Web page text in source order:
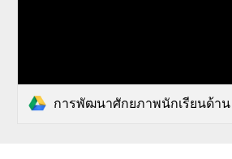
การพัฒนาศักยภาพนักเรียนด้าน